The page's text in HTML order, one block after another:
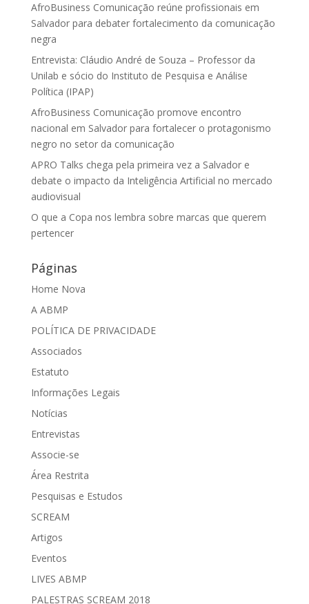
AfroBusiness Comunicação reúne profissionais em
Salvador para debater fortalecimento da comunicação
negra
Entrevista: Cláudio André de Souza – Professor da
Unilab e sócio do Instituto de Pesquisa e Análise
Política (IPAP)
AfroBusiness Comunicação promove encontro
nacional em Salvador para fortalecer o protagonismo
negro no setor da comunicação
APRO Talks chega pela primeira vez a Salvador e
debate o impacto da Inteligência Artificial no mercado
audiovisual
O que a Copa nos lembra sobre marcas que querem
pertencer
Páginas
Home Nova
A ABMP
POLÍTICA DE PRIVACIDADE
Associados
Estatuto
Informações Legais
Notícias
Entrevistas
Associe-se
Área Restrita
Pesquisas e Estudos
SCREAM
Artigos
Eventos
LIVES ABMP
PALESTRAS SCREAM 2018